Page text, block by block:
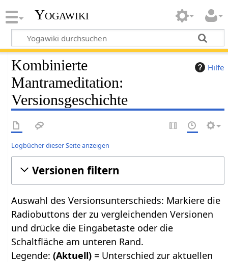
Yogawiki
Hilfe
Kombinierte
Mantrameditation:
Versionsgeschichte
Logbücher dieser Seite anzeigen
Versionen filtern
Auswahl des Versionsunterschieds: Markiere die
Radiobuttons der zu vergleichenden Versionen
und drücke die Eingabetaste oder die
Schaltfläche am unteren Rand.
Legende:(Aktuell) = Unterschied zur aktuellen